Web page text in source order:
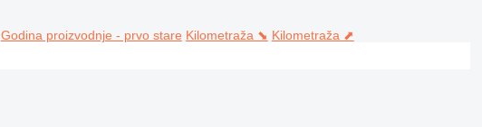
Godina proizvodnje - prvo stare Kilometraža ⬊ Kilometraža ⬈